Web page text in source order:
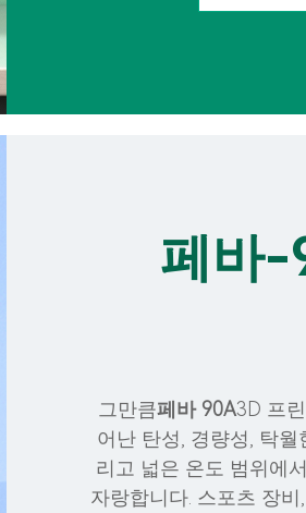
페바-
그만큼페바 90A3D 프
어난 탄성, 경량성, 탁월
리고 넓은 온도 범위에
자랑합니다. 스포츠 장